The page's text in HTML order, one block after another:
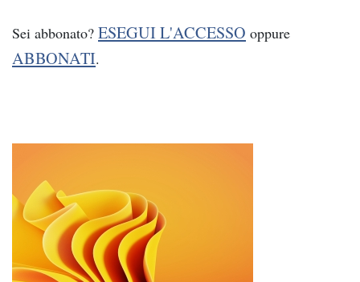
Sei abbonato? ESEGUI L'ACCESSO oppure
ABBONATI.